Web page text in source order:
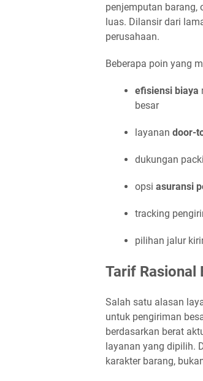
penjemputan barang,
luas. Dilansir dari
perusahaan.
Beberapa poin yang
efisiensi biaya
besar
layanan door-
dukungan
opsi asuransi
tracking
pilihan jalur
Tarif Rasional
Salah satu alasan
untuk pengiriman
berdasarkan berat
layanan yang dipilih.
karakter barang,